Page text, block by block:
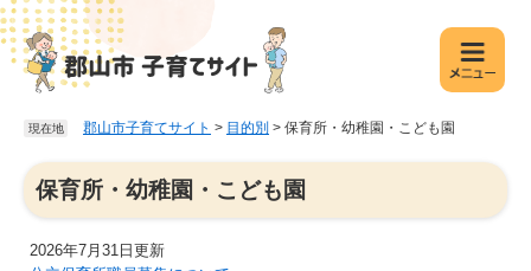
ペ
ー
ジ
メ
ニ
ュ
現在地 郡山市子育てサイト > 目的別 > 保育所・幼稚園・こども園
本
文保育所・幼稚園・こども園
2026年7月31日更新